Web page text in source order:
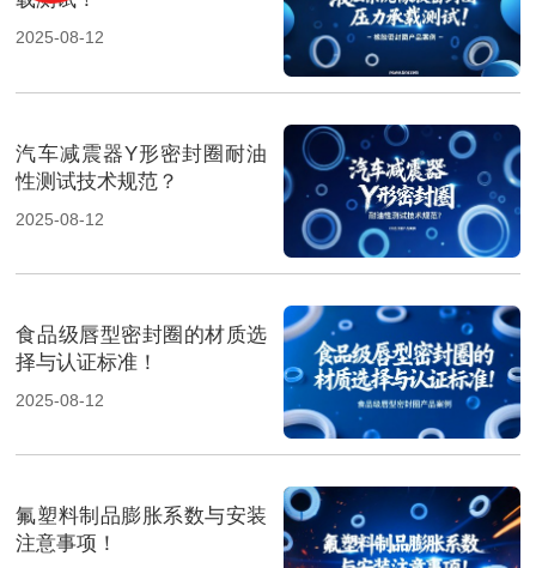
2025-08-12
汽车减震器Y形密封圈耐油
性测试技术规范？
2025-08-12
食品级唇型密封圈的材质选
择与认证标准！
2025-08-12
氟塑料制品膨胀系数与安装
注意事项！